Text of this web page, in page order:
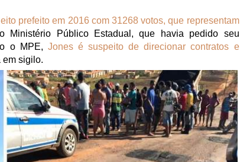
prefeito em 2016 com 31268 votos, que representam
Ministério Público Estadual, que havia pedido seu
o MPE, Jones é suspeito de direcionar contratos e
em sigilo.